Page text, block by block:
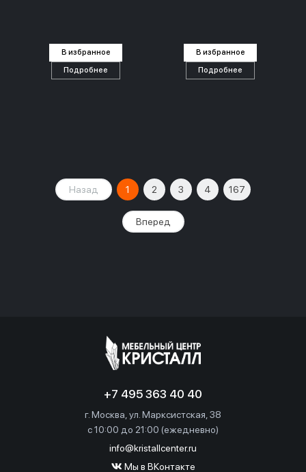
В избранное
Подробнее
В избранное
Подробнее
Назад 1 2 3 4 167
Вперед
+7 495 363 40 40
г. Москва, ул. Марксистская, 38
c 10:00 до 21:00 (ежедневно)
info@kristallcenter.ru
Мы в ВКонтакте